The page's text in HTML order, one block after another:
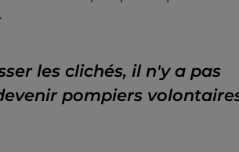
les clichés, il n'y a pas
pompiers